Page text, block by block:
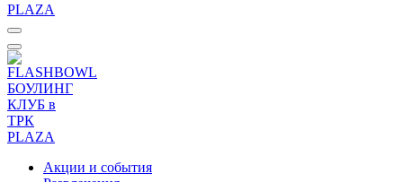
Акции и события